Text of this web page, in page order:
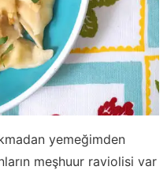
yemeğimden
meşhuur raviolisi var